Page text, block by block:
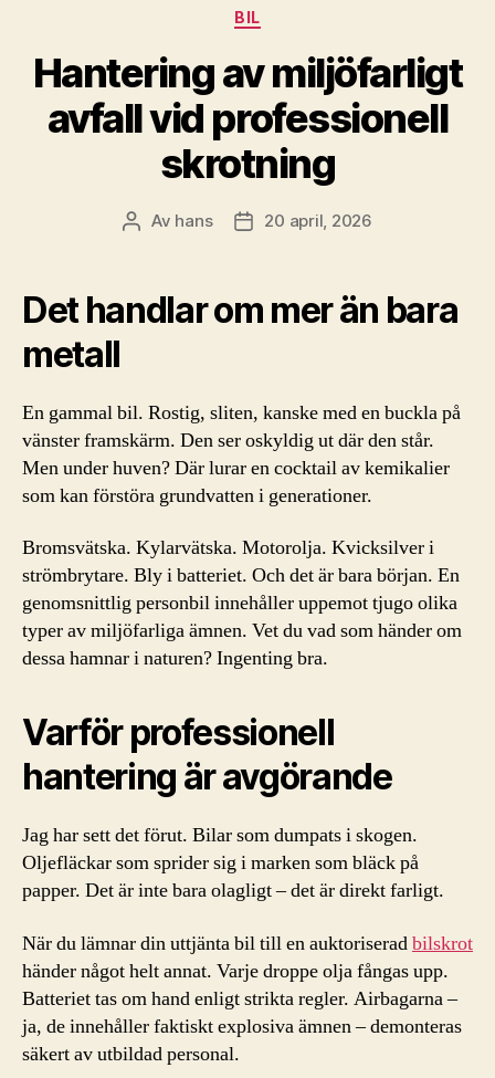
Kategorier
BIL
Hantering av miljöfarligt
avfall vid professionell
skrotning
Inläggsförfattare
Av hans Inläggsdatum
20 april, 2026
Det handlar om mer än bara
metall
En gammal bil. Rostig, sliten, kanske med en buckla på
vänster framskärm. Den ser oskyldig ut där den står.
Men under huven? Där lurar en cocktail av kemikalier
som kan förstöra grundvatten i generationer.
Bromsvätska. Kylarvätska. Motorolja. Kvicksilver i
strömbrytare. Bly i batteriet. Och det är bara början. En
genomsnittlig personbil innehåller uppemot tjugo olika
typer av miljöfarliga ämnen. Vet du vad som händer om
dessa hamnar i naturen? Ingenting bra.
Varför professionell
hantering är avgörande
Jag har sett det förut. Bilar som dumpats i skogen.
Oljefläckar som sprider sig i marken som bläck på
papper. Det är inte bara olagligt – det är direkt farligt.
När du lämnar din uttjänta bil till en auktoriseradbilskrot
händer något helt annat. Varje droppe olja fångas upp.
Batteriet tas om hand enligt strikta regler. Airbagarna –
ja, de innehåller faktiskt explosiva ämnen – demonteras
säkert av utbildad personal.